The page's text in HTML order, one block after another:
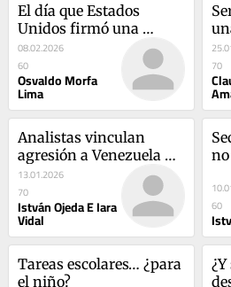
El día que Estados
Unidos firmó una
guerra de 64 años (y
sigue firme)
08.02.2026
60
Osvaldo Morfa
Lima
70
Analistas vinculan
agresión a Venezuela
con choque estratégico
entre potencias
13.01.2026
70
István Ojeda E Iara
Vidal
60
Tareas escolares… ¿para
el niño?